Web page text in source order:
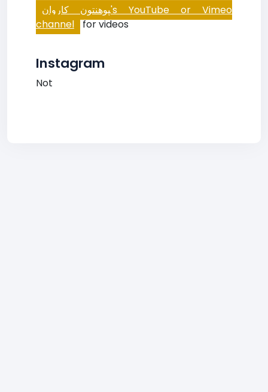
‍پوهنتون کاروان's YouTube or Vimeo
channel for videos
Instagram
Not